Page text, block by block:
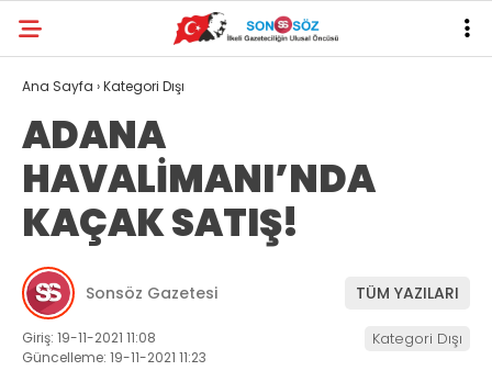
Ana Sayfa ›Kategori Dışı
ADANA
HAVALİMANI’NDA
KAÇAK SATIŞ!
Sonsöz Gazetesi TÜM YAZILARI
Giriş: 19-11-2021 11:08
Güncelleme: 19-11-2021 11:23
Kategori Dışı